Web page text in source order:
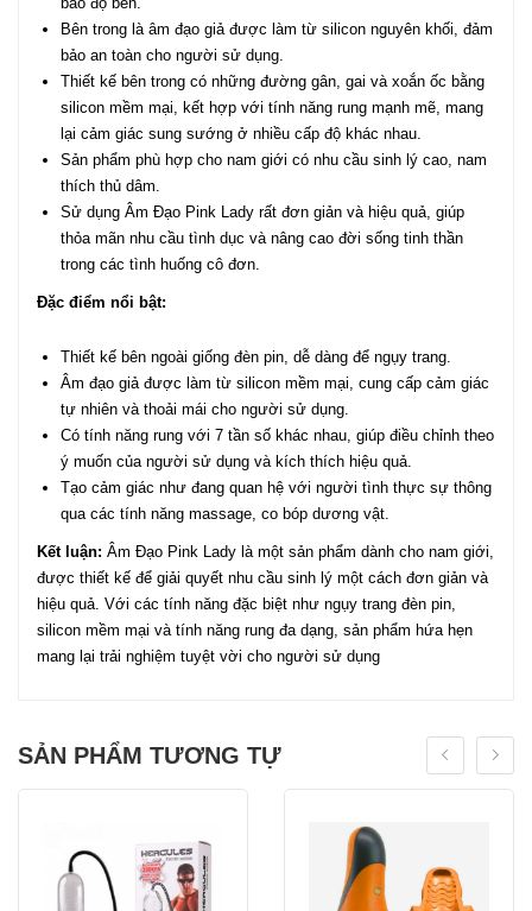
Bên trong là âm đạo giả được làm từ silicon nguyên khối, đảm
bảo an toàn cho người sử dụng.
Thiết kế bên trong có những đường gân, gai và xoắn ốc bằng
silicon mềm mại, kết hợp với tính năng rung mạnh mẽ, mang
lại cảm giác sung sướng ở nhiều cấp độ khác nhau.
Sản phẩm phù hợp cho nam giới có nhu cầu sinh lý cao, nam
thích thủ dâm.
Sử dụng Âm Đạo Pink Lady rất đơn giản và hiệu quả, giúp
thỏa mãn nhu cầu tình dục và nâng cao đời sống tinh thần
trong các tình huống cô đơn.
Đặc điểm nổi bật:
Thiết kế bên ngoài giống đèn pin, dễ dàng để ngụy trang.
Âm đạo giả được làm từ silicon mềm mại, cung cấp cảm giác
tự nhiên và thoải mái cho người sử dụng.
Có tính năng rung với 7 tần số khác nhau, giúp điều chỉnh theo
ý muốn của người sử dụng và kích thích hiệu quả.
Tạo cảm giác như đang quan hệ với người tình thực sự thông
qua các tính năng massage, co bóp dương vật.
Kết luận: Âm Đạo Pink Lady là một sản phẩm dành cho nam giới,
được thiết kế để giải quyết nhu cầu sinh lý một cách đơn giản và
hiệu quả. Với các tính năng đặc biệt như ngụy trang đèn pin,
silicon mềm mại và tính năng rung đa dạng, sản phẩm hứa hẹn
mang lại trải nghiệm tuyệt vời cho người sử dụng
SẢN PHẨM TƯƠNG TỰ